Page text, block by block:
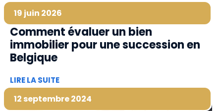
19 juin 2026
Comment évaluer un bien
immobilier pour une succession en
Belgique
LIRE LA SUITE
12 septembre 2024